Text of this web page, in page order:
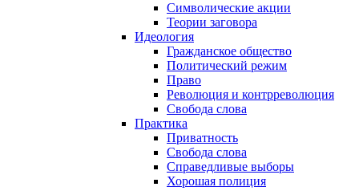
Символические акции
Теории заговора
Идеология
Гражданское общество
Политический режим
Право
Революция и контрреволюция
Свобода слова
Практика
Приватность
Свобода слова
Справедливые выборы
Хорошая полиция